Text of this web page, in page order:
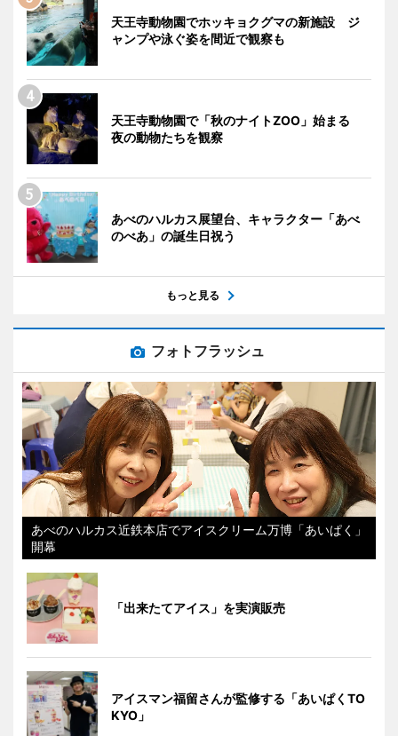
天王寺動物園でホッキョクグマの新施設 ジ
ャンプや泳ぐ姿を間近で観察も
天王寺動物園で「秋のナイトZOO」始まる
夜の動物たちを観察
あべのハルカス展望台、キャラクター「あべ
のべあ」の誕生日祝う
もっと見る
フォトフラッシュ
あべのハルカス近鉄本店でアイスクリーム万博「あいぱく」
開幕
「出来たてアイス」を実演販売
アイスマン福留さんが監修する「あいぱくTO
KYO」